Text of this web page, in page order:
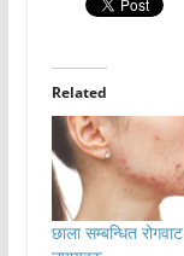
Related
छाला सम्बन्धित